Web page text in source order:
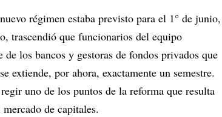
régimen estaba previsto para el 1° de junio,
trascendió que funcionarios del equipo
los bancos y gestoras de fondos privados que
extiende, por ahora, exactamente un semestre.
uno de los puntos de la reforma que resulta
de capitales.